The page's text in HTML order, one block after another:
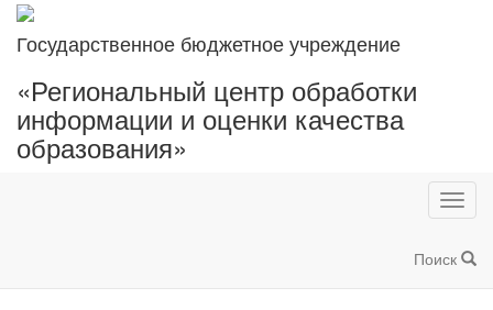
Государственное бюджетное учреждение
«Региональный центр обработки
информации и оценки качества
образования»
Поиск